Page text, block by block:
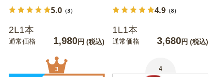
5.0（3）
2L1本
通常価格 1,980円 (税込)
4.9（8）
1L1本
通常価格 3,680円 (税込)
3 4